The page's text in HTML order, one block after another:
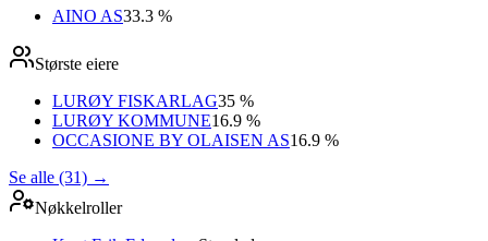
AINO AS33.3 %
Største eiere
LURØY FISKARLAG35 %
LURØY KOMMUNE16.9 %
OCCASIONE BY OLAISEN AS16.9 %
Se alle (31) →
Nøkkelroller